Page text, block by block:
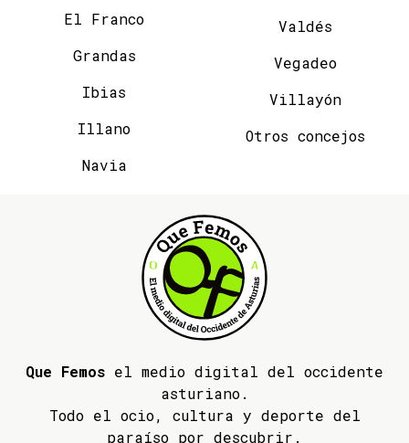
El Franco
Grandas
Ibias
Illano
Navia
Valdés
Vegadeo
Villayón
Otros concejos
Que Femos el medio digital del occidente
asturiano.
Todo el ocio, cultura y deporte del
paraíso por descubrir.